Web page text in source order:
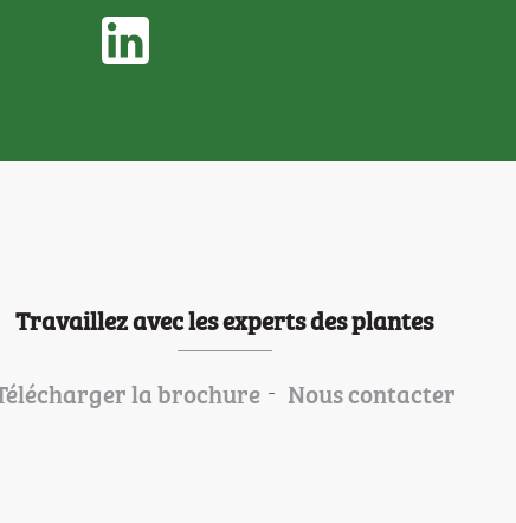
Travaillez avec les experts des plantes
la brochure
Nous contacter